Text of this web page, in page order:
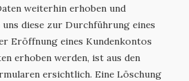
weiterhin erhoben und
diese zur Durchführung eines
Eröffnung eines Kundenkontos
erhoben werden, ist aus den
ersichtlich. Eine Löschung